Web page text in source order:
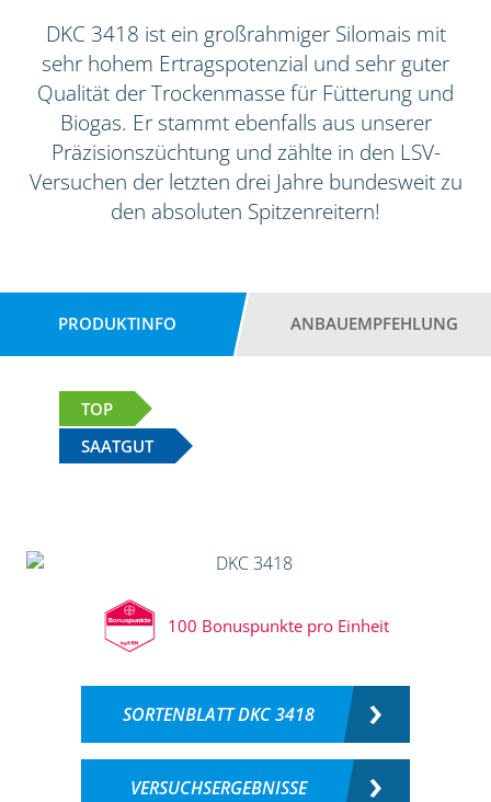
DKC 3418 ist ein großrahmiger Silomais mit
sehr hohem Ertragspotenzial und sehr guter
Qualität der Trockenmasse für Fütterung und
Biogas. Er stammt ebenfalls aus unserer
Präzisionszüchtung und zählte in den LSV-
Versuchen der letzten drei Jahre bundesweit zu
den absoluten Spitzenreitern!
PRODUKTINFO ANBAUEMPFEHLUNG
TOP
SAATGUT
100 Bonuspunkte pro Einheit
SORTENBLATT DKC 3418
VERSUCHSERGEBNISSE